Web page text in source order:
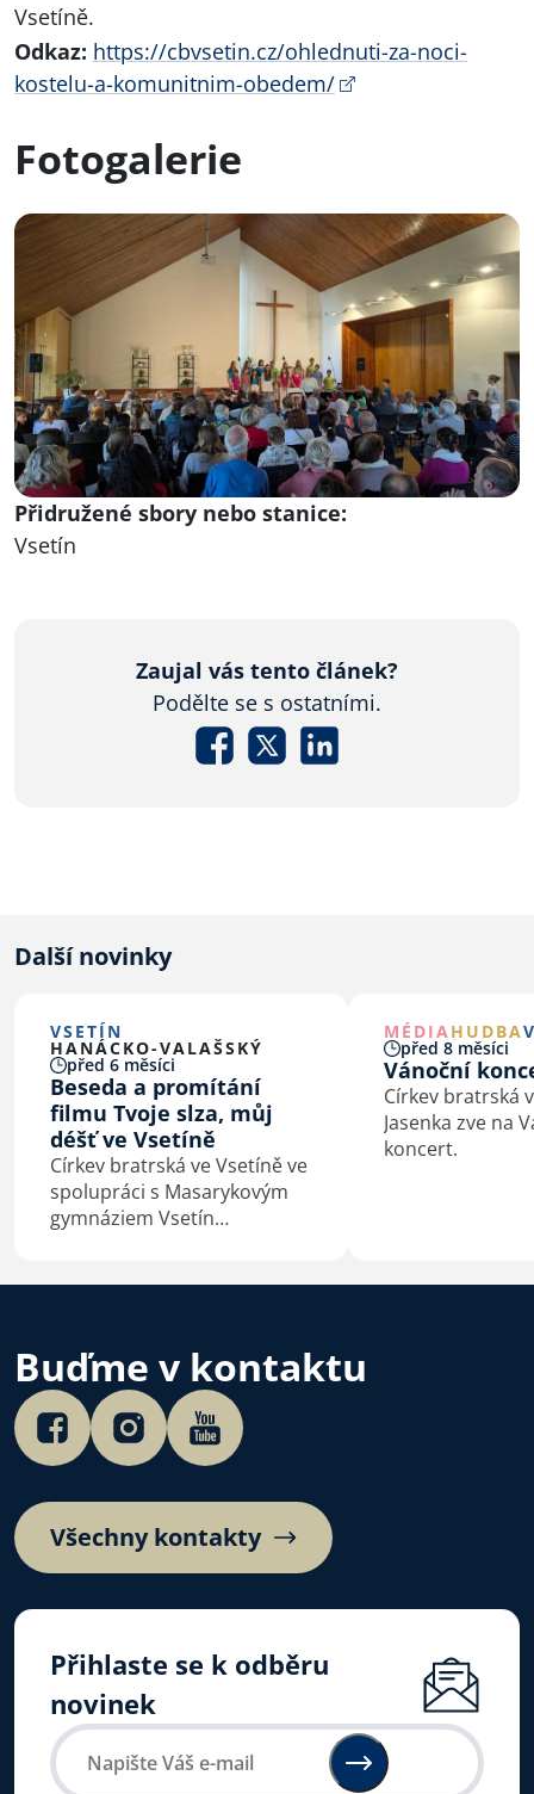
Vsetíně.
Odkaz: https://cbvsetin.cz/ohlednuti-za-noci-
kostelu-a-komunitnim-obedem/
Fotogalerie
Přidružené sbory nebo stanice:
Vsetín
Zaujal vás tento článek?
Podělte se s ostatními.
Další novinky
VSETÍN
HANÁCKO-VALAŠSKÝ
před 6 měsíci
Beseda a promítání
filmu Tvoje slza, můj
déšť ve Vsetíně
Církev bratrská ve Vsetíně ve
spolupráci s Masarykovým
gymnáziem Vsetín
filmu Tvoje slza, můj déšť-
MÉDIAHUDBA
před 8 měsíci
Vánoční
Církev bratrská
Jasenka zve na
koncert.
Buďme v kontaktu
Všechny kontakty
Přihlaste se k odběru
novinek